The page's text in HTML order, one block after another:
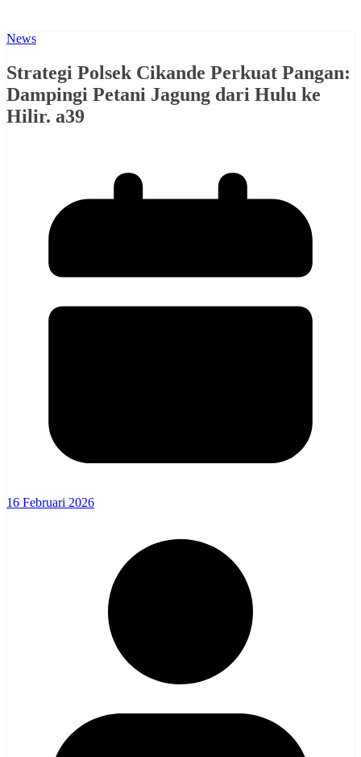
News
Strategi Polsek Cikande Perkuat Pangan:
Dampingi Petani Jagung dari Hulu ke
Hilir. a39
16 Februari 2026